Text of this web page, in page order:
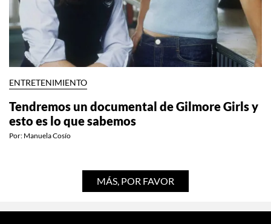
ENTRETENIMIENTO
Tendremos un documental de Gilmore Girls y
esto es lo que sabemos
Por: Manuela Cosío
MÁS, POR FAVOR